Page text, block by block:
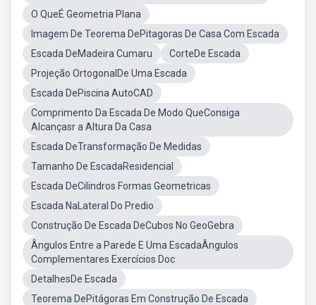
O QueÉ Geometria Plana
Imagem De Teorema DePitagoras De Casa Com Escada
Escada DeMadeira Cumaru
CorteDe Escada
Projeção OrtogonalDe Uma Escada
Escada DePiscina AutoCAD
Comprimento Da Escada De Modo QueConsiga
Alcançasr a Altura Da Casa
Escada DeTransformação De Medidas
Tamanho De EscadaResidencial
Escada DeCilindros Formas Geometricas
Escada NaLateral Do Predio
Construção De Escada DeCubos No GeoGebra
Ângulos Entre a Parede E Uma EscadaÂngulos
Complementares Exercícios Doc
DetalhesDe Escada
Teorema DePitágoras Em Construção De Escada